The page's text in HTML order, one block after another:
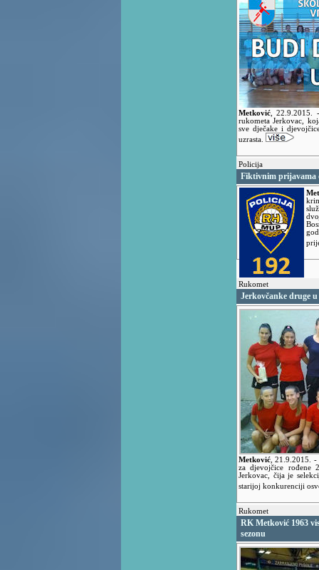
Metković ,22.9.2015.
rukometa Jerkovac,
sve dječake i
uzrasta.
Policija
Fiktivnim prijavama
Rukomet
Jerkovčanke druge u
Metković ,21.9.2015. -
za djevojčice rođene
Jerkovac, čija je
starijoj konkurenciji
Rukomet
RK Metković 1963
sezonu